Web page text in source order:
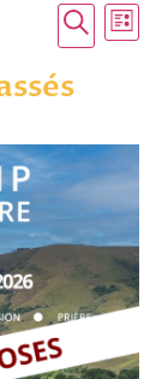
et
de
vues
Liste